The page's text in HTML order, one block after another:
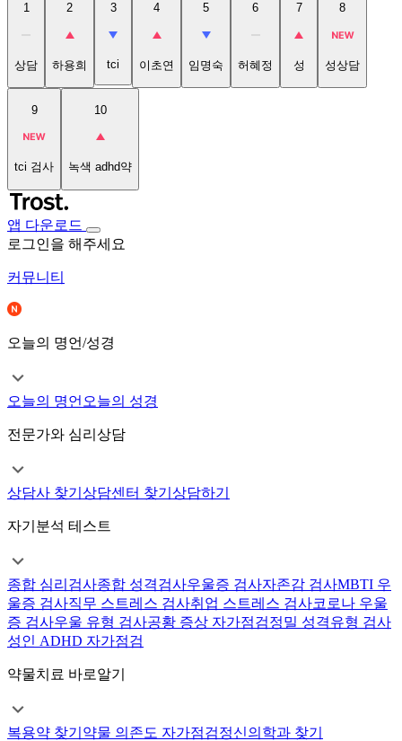
1
상담
2
하용희
3
tci
4
이초연
5
임명숙
6
허혜정
7
성
8
성상담
9
tci 검사
10
녹색 adhd약
앱 다운로드
로그인을 해주세요
커뮤니티
오늘의 명언/성경
오늘의 명언 오늘의 성경
전문가와 심리상담
상담사 찾기 상담센터 찾기 상담하기
자기분석 테스트
종합 심리검사종합 성격검사우울증 검사자존감 검사MBTI 우
울증 검사직무 스트레스 검사취업 스트레스 검사코로나 우울
증 검사우울 유형 검사공황 증상 자가점검정밀 성격유형 검사
성인 ADHD 자가점검
약물치료 바로알기
복용약 찾기 약물 의존도 자가점검정신의학과 찾기